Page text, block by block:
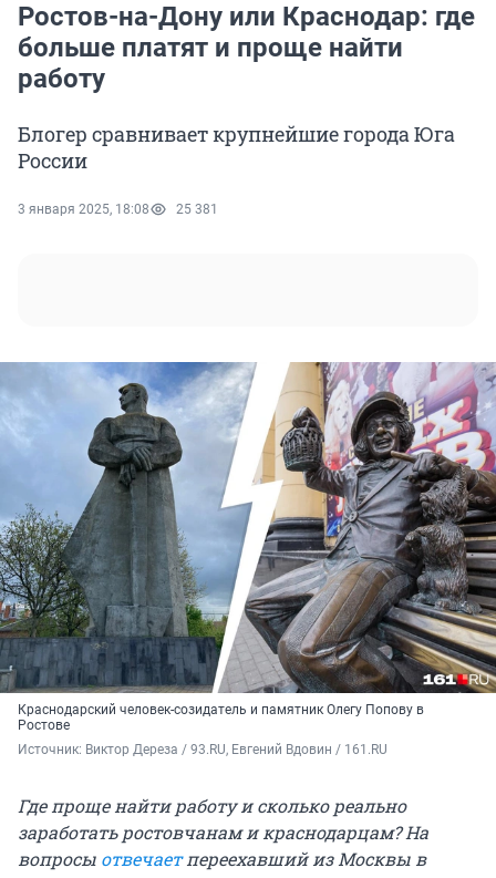
Ростов-на-Дону или Краснодар: где
больше платят и проще найти
работу
Блогер сравнивает крупнейшие города Юга
России
3 января 2025, 18:08 25 381
Краснодарский человек-созидатель и памятник Олегу Попову в
Ростове
Источник: Виктор Дереза / 93.RU, Евгений Вдовин / 161.RU
Где проще найти работу и сколько реально
заработать ростовчанам и краснодарцам? На
вопросы отвечаетпереехавший из Москвы в